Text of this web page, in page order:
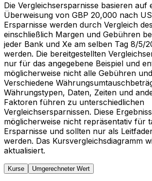
Die Vergleichsersparnisse basieren auf
Überweisung von GBP 20,000 nach
Ersparnisse werden durch Vergleich
einschließlich Margen und Gebühren
jeder Bank und Xe am selben Tag 8/5/
werden. Die bereitgestellten
nur für das angegebene Beispiel und
möglicherweise nicht alle Gebühren
Verschiedene
Währungstypen, Daten, Zeiten und
Faktoren führen zu unterschiedlichen
Vergleichsersparnissen. Diese
möglicherweise nicht repräsentativ für
Ersparnisse und sollten nur als
werden. Das Kursvergleichsdiagramm
aktualisiert.
Kurse Umgerechneter Wert